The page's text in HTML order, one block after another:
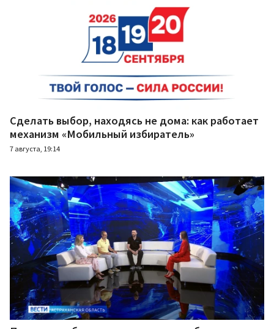
Сделать выбор, находясь не дома: как работает
механизм «Мобильный избиратель»
7 августа, 19:14